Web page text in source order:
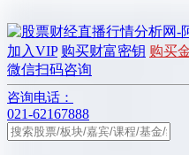
加入VIP 购买财富密钥 购买
微信扫码咨询
咨询电话：
021-62167888